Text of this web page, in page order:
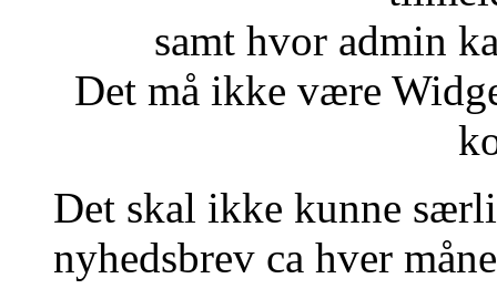
samt hvor admin
Det må ikke være
Det skal ikke kunne
nyhedsbrev ca hver